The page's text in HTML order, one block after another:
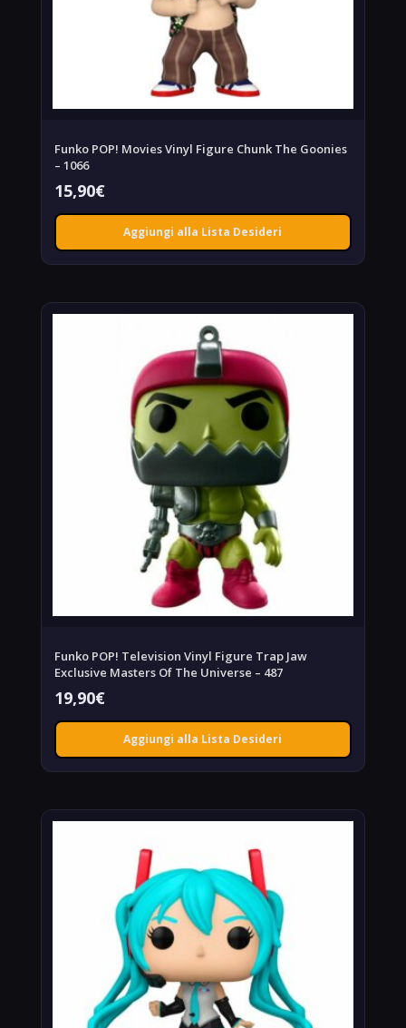
Funko POP! Movies Vinyl Figure Chunk The Goonies
– 1066
15,90€
Aggiungi alla Lista Desideri
Funko POP! Television Vinyl Figure Trap Jaw
Exclusive Masters Of The Universe – 487
19,90€
Aggiungi alla Lista Desideri